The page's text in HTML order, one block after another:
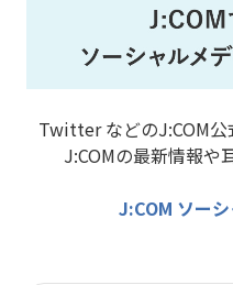
Twitter などのJ:COM公
J:COMの最新情報や
J:COM ソーシ